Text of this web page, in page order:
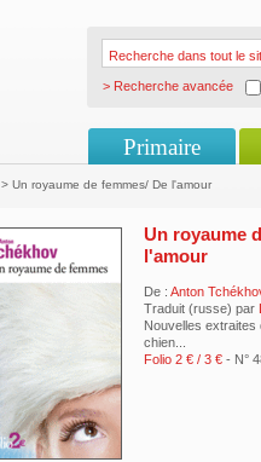
> Recherche avancée
Primaire
> Un royaume de femmes/ De l'amour
Un royaume
l'amour
De : Anton
Traduit (russe) par
Nouvelles extraites
chien...
Folio 2 € / 3 € - N°